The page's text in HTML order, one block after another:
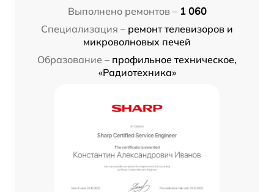
Выполнено ремонтов – 1 060
Специализация – ремонт телевизоров и
микроволновых печей
Образование – профильное техническое,
«Радиотехника»